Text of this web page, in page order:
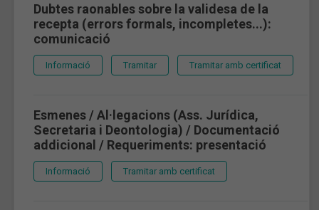
Dubtes raonables sobre la validesa de la
recepta (errors formals, incompletes...):
comunicació
Informació Tramitar Tramitar amb certificat
Esmenes / Al·legacions (Ass. Jurídica,
Secretaria i Deontologia) / Documentació
addicional / Requeriments: presentació
Informació Tramitar amb certificat